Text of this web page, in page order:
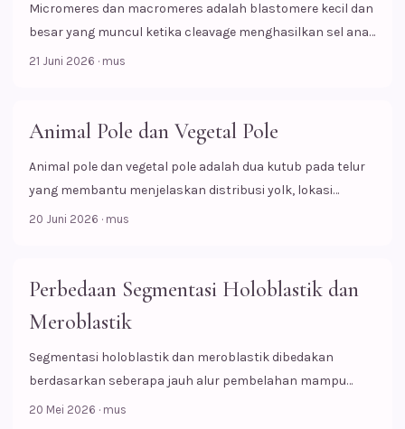
Micromeres dan macromeres adalah blastomere kecil dan
besar yang muncul ketika cleavage menghasilkan sel anak
dengan ukuran tidak sama, terutama pada unequal
21 Juni 2026 · mus
Animal Pole dan Vegetal Pole
Animal pole dan vegetal pole adalah dua kutub pada telur
yang membantu menjelaskan distribusi yolk, lokasi
pembelahan, dan pola awal perkembangan embrio.
20 Juni 2026 · mus
Perbedaan Segmentasi Holoblastik dan
Meroblastik
Segmentasi holoblastik dan meroblastik dibedakan
berdasarkan seberapa jauh alur pembelahan mampu
menembus sel telur, yang sangat dipengaruhi oleh jumlah
20 Mei 2026 · mus